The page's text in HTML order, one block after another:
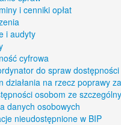
i cenniki opłat
i audyty
cyfrowa
do spraw dostępności
działania na rzecz poprawy
osobom ze
danych osobowych
nieudostępnione w BIP